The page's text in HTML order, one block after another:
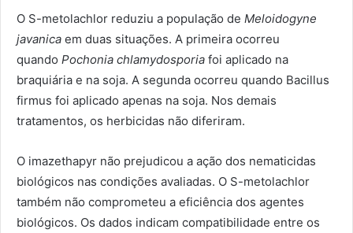
O S-metolachlor reduziu a população de Meloidogyne
javanica em duas situações. A primeira ocorreu
quando Pochonia chlamydosporia foi aplicado na
braquiária e na soja. A segunda ocorreu quando Bacillus
firmus foi aplicado apenas na soja. Nos demais
tratamentos, os herbicidas não diferiram.
O imazethapyr não prejudicou a ação dos nematicidas
biológicos nas condições avaliadas. O S-metolachlor
também não comprometeu a eficiência dos agentes
biológicos. Os dados indicam compatibilidade entre os